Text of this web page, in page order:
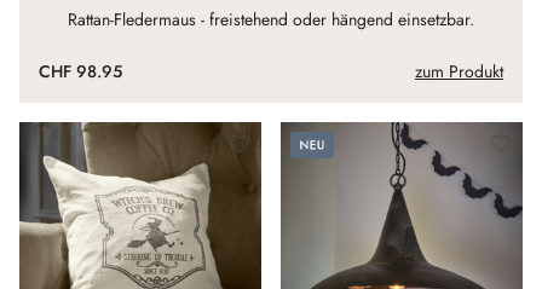
Rattan-Fledermaus - freistehend oder hängend einsetzbar.
CHF 98.95 zum Produkt
Neu